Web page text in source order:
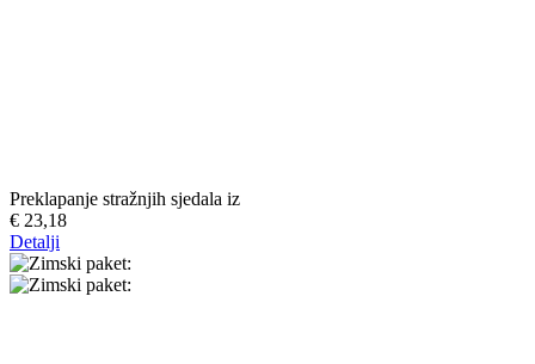
Preklapanje stražnjih sjedala iz
€ 23,18
Detalji